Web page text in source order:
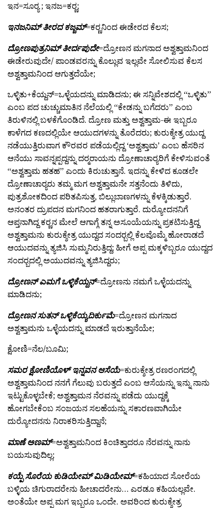
ಇನ=ಸೂರ್‍ಯ ; ಇನಜ=ಕರ್‍ಣ;
ಇನಜನಿಮ್ ತೀರದ ಕಜ್ಜಮ್=ಕರ್‍ಣನಿಂದ ಈಡೇರದ ಕೆಲಸ;
ದ್ರೋಣಪುತ್ರನಿಮ್ ತೀರ್ದಪುದೇ=ದ್ರೋಣನ ಮಗನಾದ ಅಶ್ವತ್ತಾಮನಿಂದ
ಈಡೇರುವುದೇ/ ಪಾಂಡವರನ್ನು ಕೊಲ್ಲುವ ಇಲ್ಲವೇ ಸೋಲಿಸುವ ಕೆಲಸ
ಅಶ್ವತ್ತಾಮನಿಂದ ಆಗುತ್ತದೆಯೇ;
ಒಳ್ಳಿತು+ಕೆಯ್ದನ್=ಒಳ್ಳೆಯದನ್ನು ಮಾಡಿದನು; ಈ ಸನ್ನಿವೇಶದಲ್ಲಿ “ಒಳ್ಳಿತು”
ಎಂಬ ಪದ ಚುಚ್ಚುಮಾತಿನ ನೆಲೆಯಲ್ಲಿ “ಕೇಡನ್ನು ಬಗೆದರು” ಎಂಬ
ತಿರುಳಿನಲ್ಲಿ ಬಳಕೆಗೊಂಡಿದೆ. ದ್ರೋಣ ಮತ್ತು ಅಶ್ವತ್ತಾಮ-ಈ ಇಬ್ಬರೂ
ಕಾಳೆಗದ ಕಣದಲ್ಲಿಯೇ ಆಯುದಗಳನ್ನು ತೊರೆದರು; ಕುರುಕ್ಶೇತ್ರ ಯುದ್ದ
ನಡೆಯುತ್ತಿರುವಾಗ ಕೌರವರ ಪಡೆಯಲ್ಲಿದ್ದ ‘ಅಶ್ವತ್ತಾಮ’ ಎಂಬ ಹೆಸರಿನ
ಆನೆಯು ಸಾವನ್ನಪ್ಪದ್ದನ್ನು ದರ್‍ಮರಾಯನು ದ್ರೋಣಾಚಾರ್‍ಯರಿಗೆ ಕೇಳಿಸುವಂತೆ
“ಅಶ್ವತ್ತಾಮ ಹತಹ” ಎಂದು ಕಿರುಚುತ್ತಾನೆ. ಇದನ್ನು ಕೇಳಿದ ಕೂಡಲೇ
ದ್ರೋಣಾಚಾರ್‍ಯರು ತಮ್ಮ ಮಗ ಅಶ್ವತ್ತಾಮನೇ ಸತ್ತನೆಂದು ತಿಳಿದು,
ಪುತ್ರಶೋಕದಿಂದ ಪರಿತಪಿಸುತ್ತ, ಬಿಲ್ಲುಬಾಣಗಳನ್ನು ಕೆಳಕ್ಕಿಡುತ್ತಾರೆ.
ಅನಂತರ ದ್ರುಪದನ ಮಗನಿಂದ ಹತರಾಗುತ್ತಾರೆ. ದುರ್‍ಯೋದನನಿಗೆ
ಆಪ್ತನಾಗಿದ್ದ ಕರ್‍ಣನ ಮೇಲೆ ಆಗಾಗ್ಗೆ ತನ್ನ ಅಸೂಯೆಯನ್ನು ಪ್ರಕಟಿಸುತ್ತಿದ್ದ
ಅಶ್ವತ್ತಾಮನು ಕುರುಕ್ಶೇತ್ರ ಯುದ್ದದ ಸಂದರ್‍ಬಲ್ಲಿ ಕೆಲವೊಮ್ಮೆ ಹೋರಾಡದೆ
ಆಯುದವನ್ನು ತ್ಯಜಿಸಿ ಸುಮ್ಮನಿರುತ್ತಿದ್ದ; ಹೀಗೆ ಅಪ್ಪ ಮಕ್ಕಳಿಬ್ಬರೂ ಯುದ್ದದ
ಸಂದರ್‍ಬದಲ್ಲಿ ಅಯುದವನ್ನು ತ್ಯಜಿಸಿದ್ದರು;
ದ್ರೋಣನ್ ಎಮಗೆ ಒಳ್ಳಿಕೆಯ್ದನ್=ದ್ರೋಣನು ನಮಗೆ ಒಳ್ಳೆಯದನ್ನು
ಮಾಡಿದನು;
ದ್ರೋಣನ ಸುತನ್ ಒಳ್ಳಿಕೆಯ್ಯದಿರ್ಕುಮೆ=ದ್ರೋಣನ ಮಗನಾದ
ಅಶ್ವತ್ತಾಮನು ಒಳ್ಳೆಯದನ್ನು ಮಾಡದೆ ಇರುತ್ತಾನೆಯೇ;
ಕ್ಷೋಣಿ=ನೆಲ/ಬೂಮಿ;
ಸಮರ ಕ್ಷೋಣಿಯೊಳ್ ಇನ್ನವನ ಆಸೆಯೆ=ಕುರುಕ್ಶೇತ್ರ ರಣರಂಗದಲ್ಲಿ
ಅಶ್ವತ್ತಾಮನಿಂದ ನನಗೆ ಗೆಲುವು ಬರುತ್ತದೆ ಎಂಬ ಆಸೆಯನ್ನು ಇನ್ನು ನಾನು
ಇಟ್ಟುಕೊಳ್ಳಬೇಕೆ; ಅಶ್ವತ್ತಾಮನ ನೆರವನ್ನು ಪಡೆದು ಯುದ್ದಕ್ಕೆ
ಹೋಗಬೇಕೆಂಬ ಸಂಜಯನ ಸಲಹೆಯನ್ನು ಸಕಾರಣವಾಗಿಯೇ
ದುರ್‍ಯೋದನನು ನಿರಾಕರಿಸುತ್ತಿದ್ದಾನೆ;
ಮಾಣೆ ಅಣಮ್=ಅಶ್ವತ್ತಾಮನಿಂದ ಕಿಂಚಿತ್ತಾದರೂ ನೆರವನ್ನು ನಾನು
ಬಯಸುವುದಿಲ್ಲ;
ಕಯ್ಪೆ ಸೊರೆಯ ಕುಡಿಯೇಮ್ ಮಿಡಿಯೇಮ್=ಕಹಿಯಾದ ಸೋರೆಯ
ಬಳ್ಳಿಯ ಚಿಗುರಾದರೇನು ಹೀಚಾದರೇನು… ಎರಡೂ ಕಹಿಯಲ್ಲವೇ.
ಅಂತೆಯೇ ಅಪ್ಪ ಮಗ ಇಬ್ಬರೂ ಒಂದೇ. ಅವರಿಂದ ಕುರುಕ್ಶೇತ್ರ